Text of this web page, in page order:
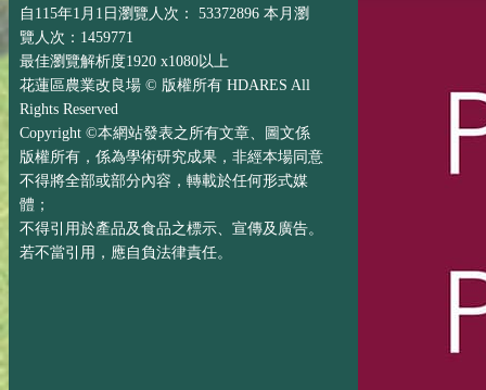
自115年1月1日瀏覽人次： 53372896 本月瀏
覽人次：1459771
最佳瀏覽解析度1920 x1080以上
花蓮區農業改良場 © 版權所有 HDARES All
Rights Reserved
Copyright ©本網站發表之所有文章、圖文係
版權所有，係為學術研究成果，非經本場同意
不得將全部或部分內容，轉載於任何形式媒
體；
不得引用於產品及食品之標示、宣傳及廣告。
若不當引用，應自負法律責任。